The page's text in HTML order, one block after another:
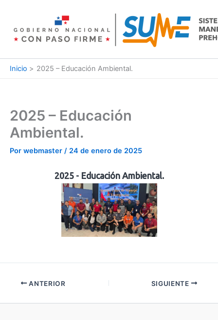
contenido
Inicio 2025 – Educación Ambiental.
2025 – Educación
Ambiental.
Por webmaster / 24 de enero de 2025
2025 - Educación Ambiental.
ANTERIOR SIGUIENTE